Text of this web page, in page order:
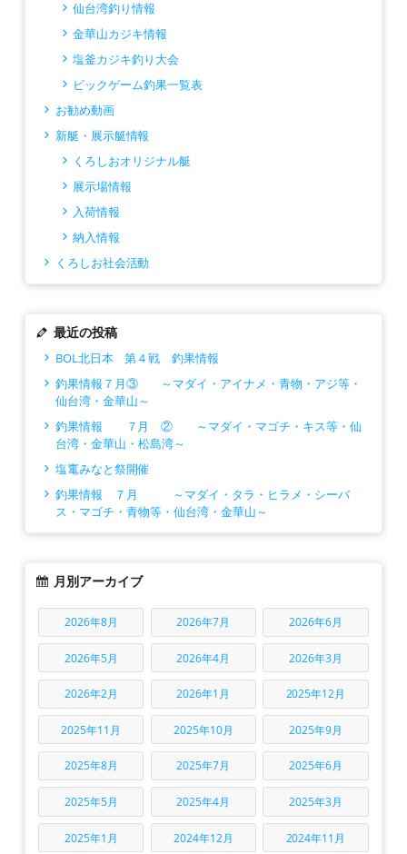
仙台湾釣り情報
金華山カジキ情報
塩釜カジキ釣り大会
ビックゲーム釣果一覧表
お勧め動画
新艇・展示艇情報
くろしおオリジナル艇
展示場情報
入荷情報
納入情報
くろしお社会活動
最近の投稿
BOL北日本 第４戦 釣果情報
釣果情報７月③ ～マダイ・アイナメ・青物・アジ等・
仙台湾・金華山～
釣果情報 ７月 ② ～マダイ・マゴチ・キス等・仙
台湾・金華山・松島湾～
塩竃みなと祭開催
釣果情報 ７月 ～マダイ・タラ・ヒラメ・シーバ
ス・マゴチ・青物等・仙台湾・金華山～
月別アーカイブ
2026年8月 2026年7月 2026年6月
2026年5月 2026年4月 2026年3月
2026年2月 2026年1月 2025年12月
2025年11月 2025年10月 2025年9月
2025年8月 2025年7月 2025年6月
2025年5月 2025年4月 2025年3月
2025年1月 2024年12月 2024年11月